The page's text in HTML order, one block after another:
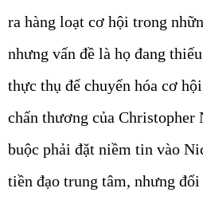
ra hàng loạt cơ hội trong
nhưng vấn đề là họ đang
thực thụ để chuyển hóa cơ
chấn thương của Christopher
buộc phải đặt niềm tin vào
tiền đạo trung tâm, nhưng